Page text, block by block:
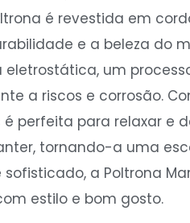
é revestida em
e a beleza do
eletrostática, um
a riscos e corrosão.
perfeita para relaxar e
tornando-a uma
a Poltrona
estilo e bom gosto.